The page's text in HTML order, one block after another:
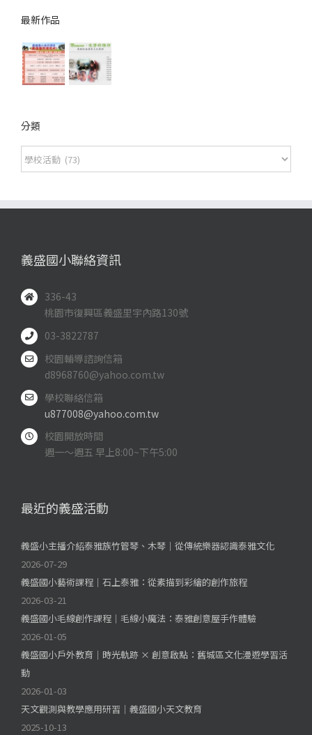
最新作品
分類
分
類
義盛國小聯絡資訊
336-43
桃園市復興區義盛里宇內路130號
03-3822787
校園輔導諮詢信箱
d8968760@yahoo.com.tw
學校聯絡信箱
u877008@yahoo.com.tw
校園開放時間
週一～週五 早上8:00~下午5:00
最近的義盛活動
義盛小主播介紹泰雅族竹管琴、木琴｜從傳統樂器認識泰雅文化
2026-07-29
義盛國小藝術課程｜石上泰雅：從素描到彩繪的創作旅程
2026-03-21
義盛國小毛線創作課程｜毛線小魔法：泰雅創意屋手作體驗
2026-01-05
義盛國小戶外教育｜時光軌跡 × 創意啟點：舊城區文化漫遊學習活
動
2026-01-03
天文觀測與教學應用研習｜義盛國小天文教育
2025-10-13